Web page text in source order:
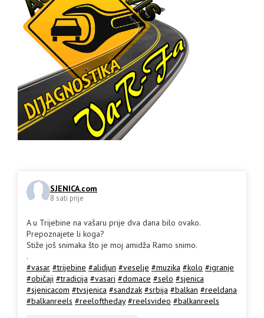
SJENICA.com
8 sati prije
A u Trijebine na vašaru prije dva dana bilo ovako.
Prepoznajete li koga?
Stiže još snimaka što je moj amidža Ramo snimo.
.
#vasar #trijebine #alidjun #veselje #muzika #kolo #igranje
#običaji #tradicija #vasari #domace #selo #sjenica
#sjenicacom #tvsjenica #sandzak #srbija #balkan #reeldana
#balkanreels #reeloftheday #reelsvideo #balkanreels